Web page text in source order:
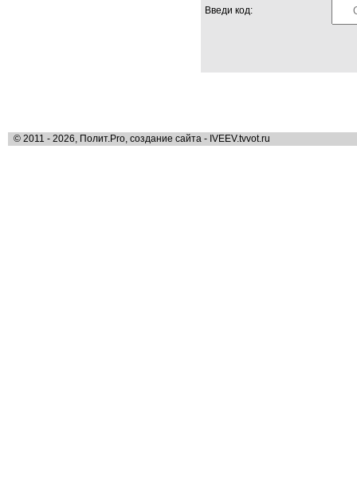
Введи код:
© 2011 - 2026, Полит.Pro, создание сайта - IVEEV.tvvot.ru